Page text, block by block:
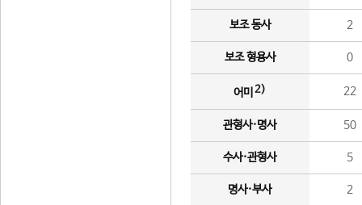
보조 동사 2
보조 형용사 0
어미 2) 22
관형사·명사 50
수사·관형사 5
명사·부사 2